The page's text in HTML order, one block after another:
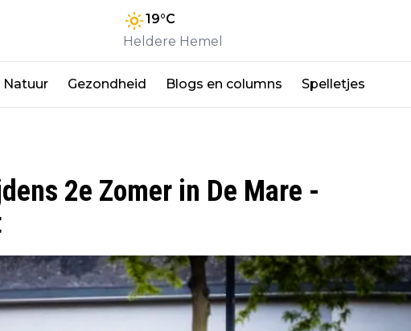
19°C
Heldere Hemel
Natuur Gezondheid Blogs en columns Spelletjes
2e Zomer in De Mare -